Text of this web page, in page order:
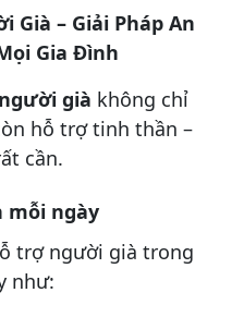
Già – Giải Pháp An
Gia Đình
già không chỉ
hỗ trợ tinh thần –
cần.
mỗi ngày
trợ người già trong
như: